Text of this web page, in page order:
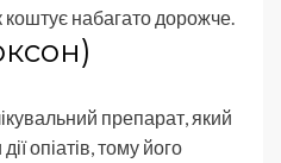
набагато дорожче.
препарат, який
опіатів, тому його